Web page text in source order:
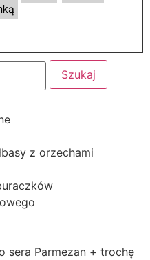
z orzechami
sera Parmezan + trochę